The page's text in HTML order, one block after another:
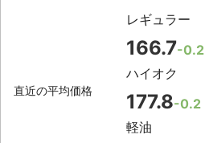
直近の平均価格
レギュラー
166.7-0.2
ハイオク
177.8-0.2
軽油